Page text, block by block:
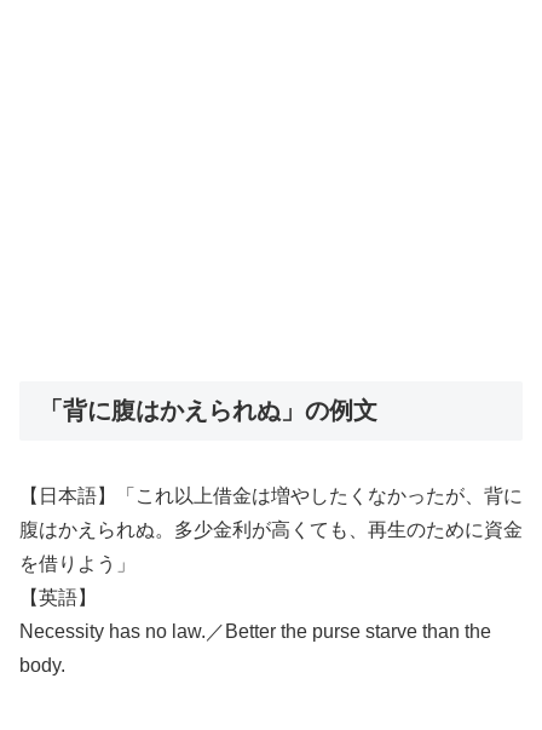
「背に腹はかえられぬ」の例文
【日本語】「これ以上借金は増やしたくなかったが、背に
腹はかえられぬ。多少金利が高くても、再生のために資金
を借りよう」
【英語】
Necessity has no law.／Better the purse starve than the
body.